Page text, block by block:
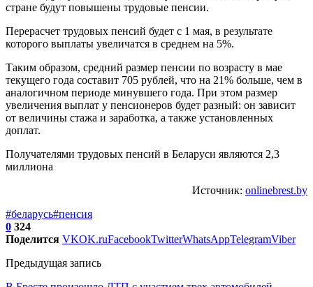
стране будут повышены трудовые пенсии.
Перерасчет трудовых пенсий будет с 1 мая, в результате
которого выплаты увеличатся в среднем на 5%.
Таким образом, средний размер пенсии по возрасту в мае
текущего года составит 705 рублей, что на 21% больше, чем в
аналогичном периоде минувшего года. При этом размер
увеличения выплат у пенсионеров будет разный: он зависит
от величины стажа и заработка, а также установленных
доплат.
Получателями трудовых пенсий в Беларуси являются 2,3
миллиона
Источник: onlinebrest.by
#беларусь#пенсия
0 324
Поделится VKOK.ruFacebookTwitterWhatsAppTelegramViber
Предыдущая запись